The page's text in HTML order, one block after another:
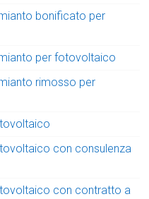
bonificato per
per fotovoltaico
rimosso per
con consulenza
con contratto a